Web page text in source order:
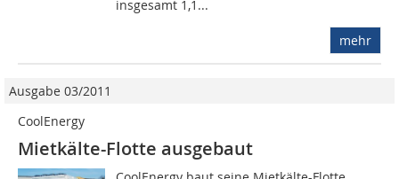
insgesamt 1,1...
mehr
Ausgabe 03/2011
CoolEnergy
Mietkälte-Flotte ausgebaut